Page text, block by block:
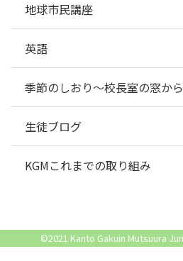
地球市民講座
英語
季節のしおり～校長室の窓か
生徒ブログ
KGMこれまでの取り組み
©2021 Kanto Gakuin Mutsuura